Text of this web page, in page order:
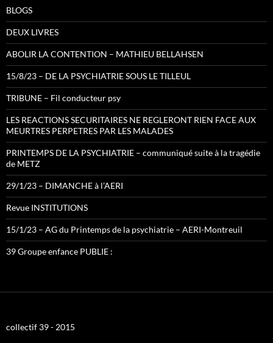
BLOGS
DEUX LIVRES
ABOLIR LA CONTENTION – MATHIEU BELLAHSEN
15/8/23 – DE LA PSYCHIATRIE SOUS LE TILLEUL
TRIBUNE – Fil conducteur psy
LES REACTIONS SECURITAIRES NE REGLERONT RIEN FACE AUX
MEURTRES PERPETRES PAR LES MALADES
PRINTEMPS DE LA PSYCHIATRIE – communiqué suite à la tragédie
de METZ
29/1/23 – DIMANCHE à l’AERI
Revue INSTITUTIONS
15/1/23 – AG du Printemps de la psychiatrie – AERI-Montreuil
39 Groupe enfance PUBLIE :
collectif 39 - 2015